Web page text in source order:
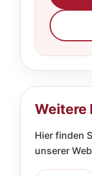
Weitere
Hier finden
unserer